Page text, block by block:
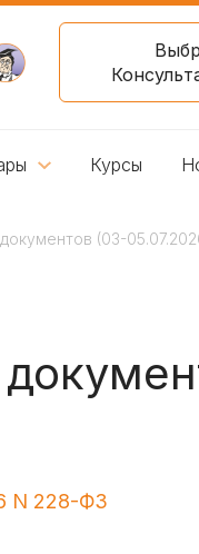
Курсы
(03-
N 228-ФЗ